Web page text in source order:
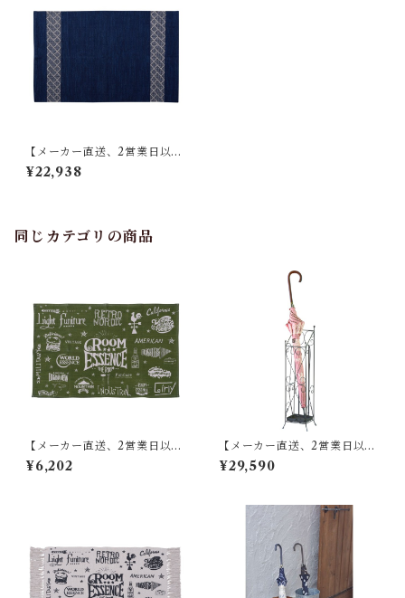
【メーカー直送、2営業日以内
に発送】東谷 ラグ W130×D1
90 ブルー/ブラウン TTR-157
¥22,938
同じカテゴリの商品
【メーカー直送、2営業日以内
に発送】東谷 ラグ W90×D13
0 グリーン TTR-141
¥6,202
【メーカー直送、2営業日以内
に発送】【8個セット】 東谷
傘立て W13.5×D15×H60 ブラ
¥29,590